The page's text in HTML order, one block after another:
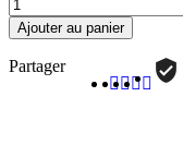
Ajouter au panier
Partager